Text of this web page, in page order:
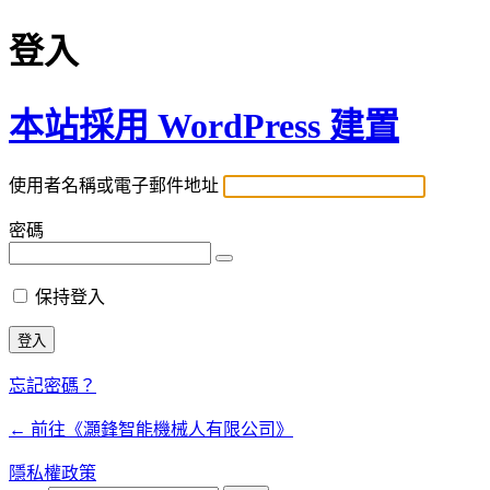
登入
本站採用 WordPress 建置
使用者名稱或電子郵件地址
密碼
保持登入
忘記密碼？
← 前往《灝鋒智能機械人有限公司》
隱私權政策